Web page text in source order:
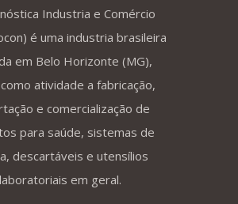
Industria e Comércio
é uma industria brasileira
em Belo Horizonte (MG),
atividade a fabricação,
e comercialização de
para saúde, sistemas de
descartáveis e utensílios
laboratoriais em geral.